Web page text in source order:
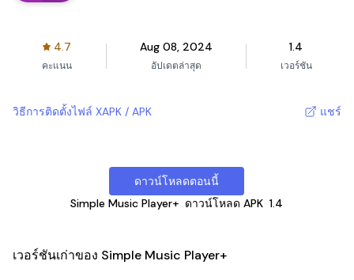
4.7
คะแนน
Aug 08, 2024
อัปเดตล่าสุด
1.4
เวอร์ชัน
วิธีการติดตั้งไฟล์ XAPK / APK แชร์
ดาวน์โหลดตอนนี้
Simple Music Player+ ดาวน์โหลด APK 1.4
เวอร์ชันเก่าของ Simple Music Player+